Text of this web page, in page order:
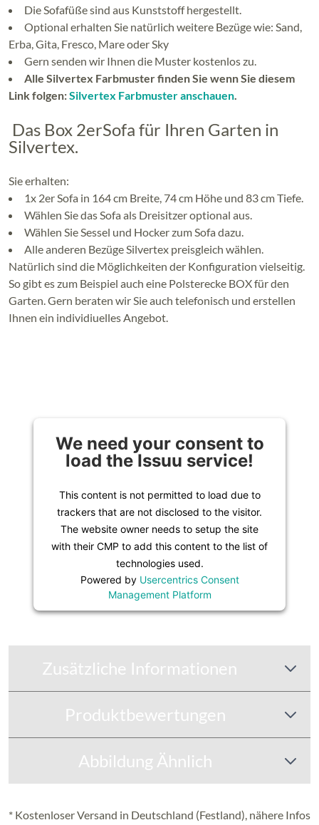
Die Sofafüße sind aus Kunststoff hergestellt.
Optional erhalten Sie natürlich weitere Bezüge wie: Sand,
Erba, Gita, Fresco, Mare oder Sky
Gern senden wir Ihnen die Muster kostenlos zu.
Alle Silvertex Farbmuster finden Sie wenn Sie diesem
Link folgen:Silvertex Farbmuster anschauen.
Das Box 2erSofa für Ihren Garten in
Silvertex.
Sie erhalten:
1x 2er Sofa in 164 cm Breite, 74 cm Höhe und 83 cm Tiefe.
Wählen Sie das Sofa als Dreisitzer optional aus.
Wählen Sie Sessel und Hocker zum Sofa dazu.
Alle anderen Bezüge Silvertex preisgleich wählen.
Natürlich sind die Möglichkeiten der Konfiguration vielseitig.
So gibt es zum Beispiel auch eine Polsterecke BOX für den
Garten. Gern beraten wir Sie auch telefonisch und erstellen
Ihnen ein individiuelles Angebot.
We need your consent to
load the Issuu service!
This content is not permitted to load due to
trackers that are not disclosed to the visitor.
The website owner needs to setup the site
with their CMP to add this content to the list of
technologies used.
Powered by Usercentrics Consent
Management Platform
Zusätzliche Informationen
Produktbewertungen
Abbildung Ähnlich
* Kostenloser Versand in Deutschland (Festland), nähere Infos